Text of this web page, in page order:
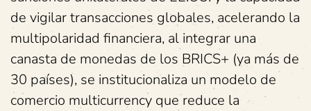
de vigilar transacciones globales, acelerando la
multipolaridad financiera, al integrar una
canasta de monedas de los BRICS+ (ya más de
30 países), se institucionaliza un modelo de
comercio multicurrency que reduce la